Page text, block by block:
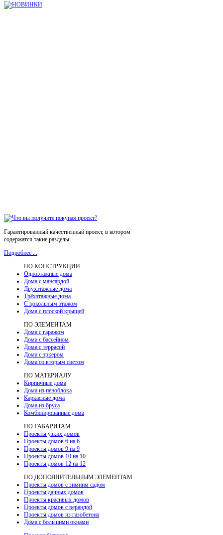
Гарантированный качественный проект, в котором
содержатся такие разделы:
Подробнее ...
ПО КОНСТРУКЦИИ
Одноэтажные дома
Дома с мансардой
Двухэтажные дома
Трёхэтажные дома
С цокольным этажом
Дома с плоской крышей
ПО ЭЛЕМЕНТАМ
Дома с гаражом
Дома с бассейном
Дома с террасой
Дома с эркером
Дома со вторым светом
ПО МАТЕРИАЛУ
Кирпичные дома
Дома из пеноблока
Каркасные дома
Дома из бруса
Комбинированные дома
ПО ГАБАРИТАМ
Проекты узких домов
Проекты домов 6 на 6
Проекты домов 9 на 9
Проекты домов 10 на 10
Проекты домов 12 на 12
ПО ДОПОЛНИТЕЛЬНЫМ ЭЛЕМЕНТАМ
Проекты домов с зимним садом
Проекты дачных домов
Проекты красивых домов
Проекты домов с верандой
Проекты домов из газобетона
Дома с большими окнами